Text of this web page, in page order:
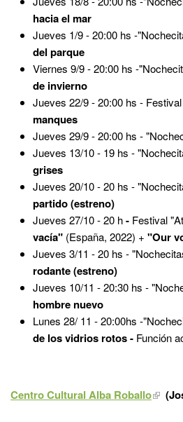
hacia el mar
Jueves 1/9 - 20:00 hs -
del parque
Viernes 9/9 - 20:00 hs -
de invierno
Jueves 22/9 - 20:00 hs -
manques
Jueves 29/9 - 20:00 hs -
Jueves 13/10 - 19 hs -
grises
Jueves 20/10 - 20 hs -
partido (estreno)
Jueves 27/10 - 20 h- Festival
vacía" (España, 2022) + "Our
Jueves 3/11 - 20 hs -
rodante (estreno)
Jueves 10/11 - 20:30 hs -
hombre nuevo
Lunes 28/ 11 - 20:00hs -
de los vidrios rotos - Función
Centro Cultural Alba Roballo